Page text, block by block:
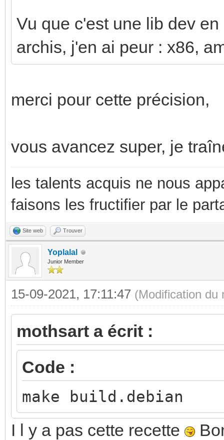
Vu que c'est une lib dev
archis, j'en ai peur : x86,
merci pour cette précision,
vous avancez super, je
les talents acquis ne nous
faisons les fructifier par le
Site web Trouver
Yoplalal
Junior Member
15-09-2021, 17:11:47 (Modification du
mothsart a écrit :
Code :
make build.debian
I l y a pas cette recette